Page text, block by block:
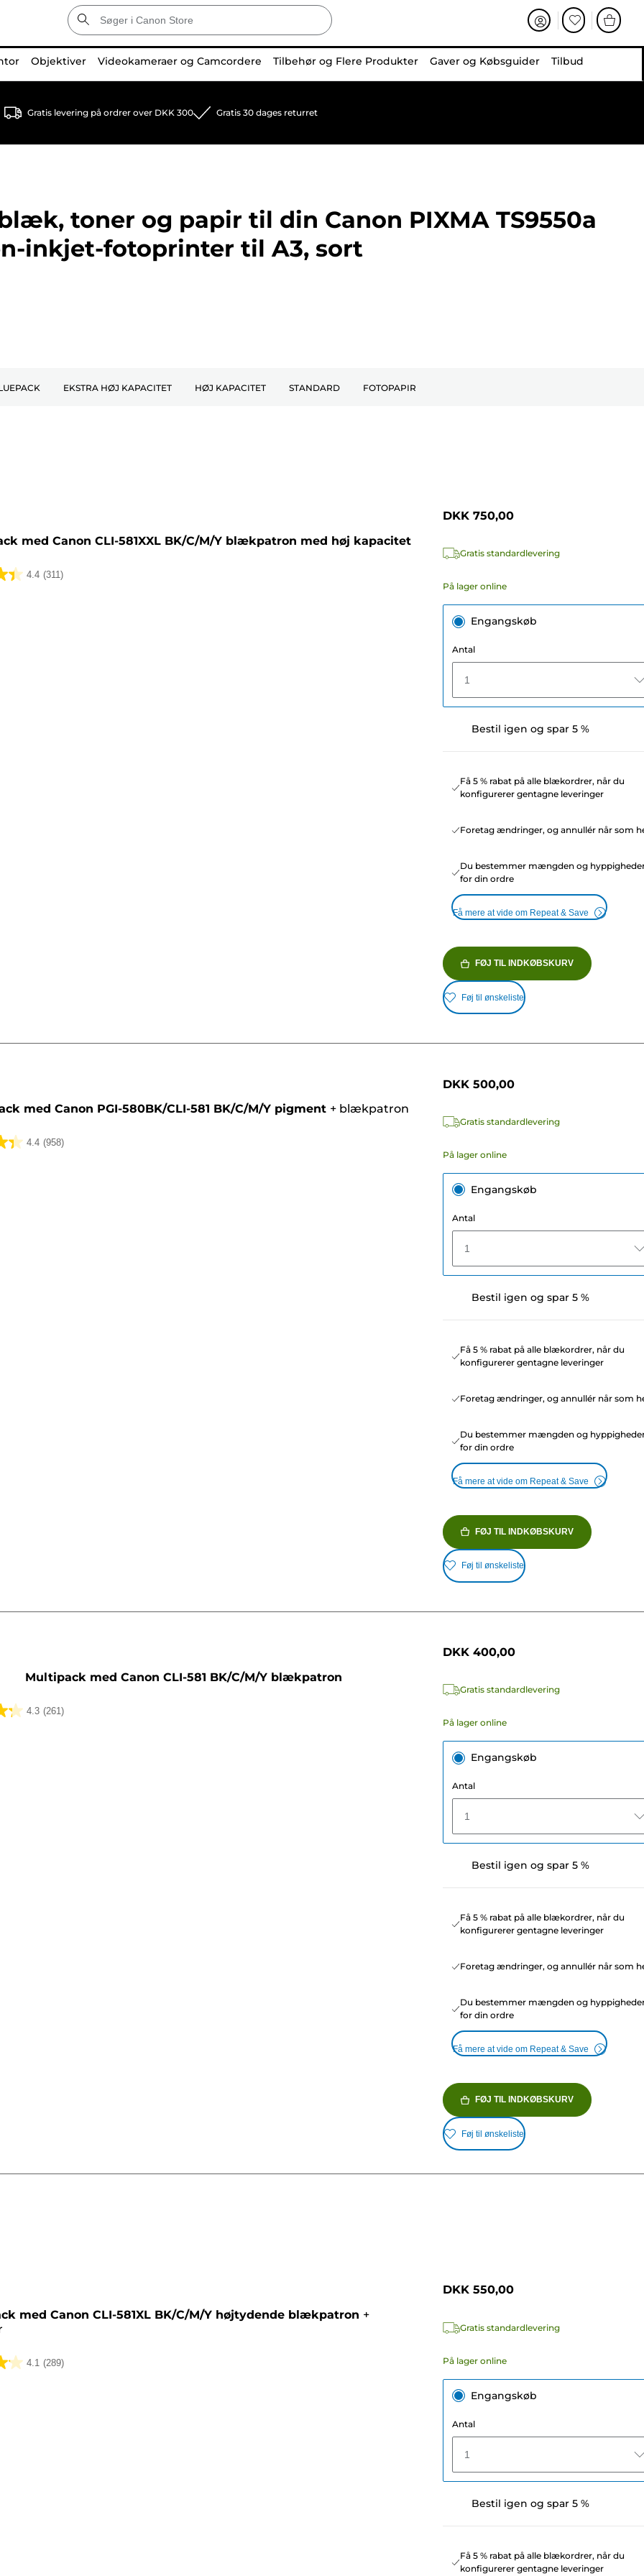
Objektiver Videokameraer og Camcordere Tilbehør og Flere Produkter Gaver og Købsguider Tilbud
Gratis levering på ordrer over DKK 300 Gratis 30 dages returret
toner og papir til din Canon PIXMA TS9550a
inkjet-fotoprinter til A3, sort
EKSTRA HØJ KAPACITET HØJ KAPACITET STANDARD FOTOPAPIR
med Canon CLI-581XXL BK/C/M/Y blækpatron med høj kapacitet
4.4 (311)
DKK 750,00
Gratis standardlevering
På lager online
Engangskøb
Antal
1
Bestil igen og spar 5 %
Få 5 % rabat på alle blækordrer, når du
konfigurerer gentagne leveringer
Foretag ændringer, og annullér når som
Du bestemmer mængden og
for din ordre
Få mere at vide om Repeat & Save
FØJ TIL INDKØBSKURV
Føj til ønskeliste
med Canon PGI-580BK/CLI-581 BK/C/M/Y pigment + blækpatron
4.4 (958)
DKK 500,00
Gratis standardlevering
På lager online
Engangskøb
Antal
1
Bestil igen og spar 5 %
Få 5 % rabat på alle blækordrer, når du
konfigurerer gentagne leveringer
Foretag ændringer, og annullér når som
Du bestemmer mængden og
for din ordre
Få mere at vide om Repeat & Save
FØJ TIL INDKØBSKURV
Føj til ønskeliste
Multipack med Canon CLI-581 BK/C/M/Y blækpatron
4.3 (261)
DKK 400,00
Gratis standardlevering
På lager online
Engangskøb
Antal
1
Bestil igen og spar 5 %
Få 5 % rabat på alle blækordrer, når du
konfigurerer gentagne leveringer
Foretag ændringer, og annullér når som
Du bestemmer mængden og
for din ordre
Få mere at vide om Repeat & Save
FØJ TIL INDKØBSKURV
Føj til ønskeliste
med Canon CLI-581XL BK/C/M/Y højtydende blækpatron +
4.1 (289)
DKK 550,00
Gratis standardlevering
På lager online
Engangskøb
Antal
1
Bestil igen og spar 5 %
Få 5 % rabat på alle blækordrer, når du
konfigurerer gentagne leveringer